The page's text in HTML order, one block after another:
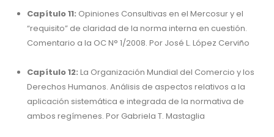
Capítulo 11: Opiniones Consultivas en el Mercosur y el
“requisito” de claridad de la norma interna en cuestión.
Comentario a la OC N° 1/2008. Por José L. López Cerviño
Capítulo 12: La Organización Mundial del Comercio y los
Derechos Humanos. Análisis de aspectos relativos a la
aplicación sistemática e integrada de la normativa de
ambos regímenes. Por Gabriela T. Mastaglia